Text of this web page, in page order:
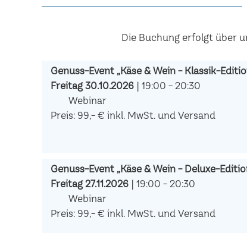
Die Buchung erfolgt über
Genuss-Event „Käse & Wein - Klassik-
Freitag 30.10.2026 | 19:00 - 20:30
Webinar
Preis: 99,- € inkl. MwSt. und Versand
Genuss-Event „Käse & Wein - Deluxe-
Freitag 27.11.2026 | 19:00 - 20:30
Webinar
Preis: 99,- € inkl. MwSt. und Versand